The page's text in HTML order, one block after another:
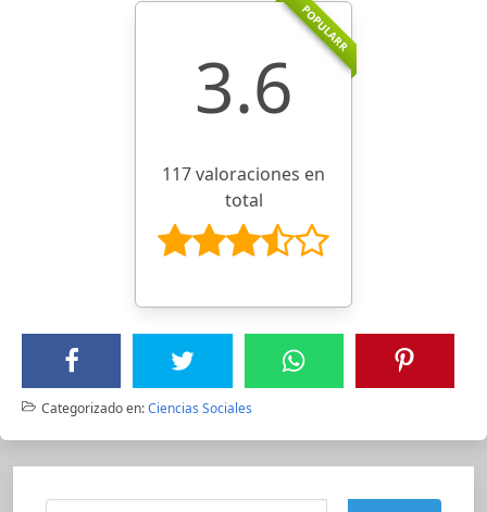
POPULARR
3.6
117 valoraciones en
total
Categorizado en:Ciencias Sociales